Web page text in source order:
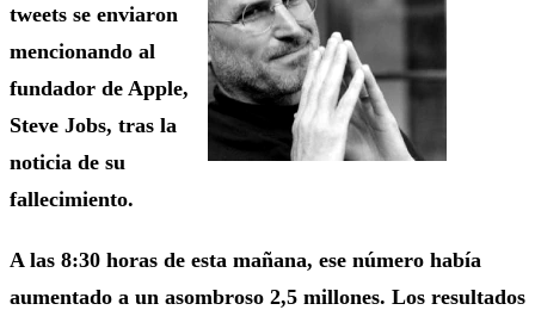
tweets se enviaron
mencionando al
fundador de Apple,
Steve Jobs, tras la
noticia de su
fallecimiento.
A las 8:30 horas de esta mañana, ese número había
aumentado a un asombroso 2,5 millones. Los resultados